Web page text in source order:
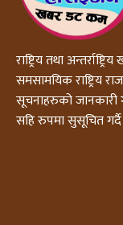
राष्ट्रिय तथा
समसामयिक राष्ट्रिय
सूचनाहरुको जानकारी
सहि रुपमा सुसूचित